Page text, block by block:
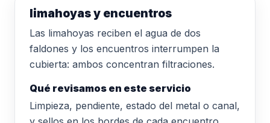
limahoyas y encuentros
Las limahoyas reciben el agua de dos
faldones y los encuentros interrumpen la
cubierta: ambos concentran filtraciones.
Qué revisamos en este servicio
Limpieza, pendiente, estado del metal o canal,